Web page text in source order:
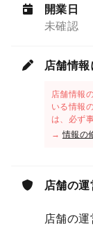
開業日
未確認
店舗情報
店舗情報
いる情報
は、必ず
→情報の
店舗の
店舗の